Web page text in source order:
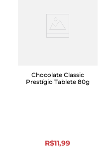
Chocolate Classic
Prestígio Tablete 80g
R$11,99